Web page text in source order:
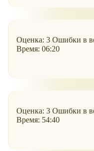
Оценка: 3 Ошибки в
Время: 06:20
Оценка: 3 Ошибки в
Время: 54:40